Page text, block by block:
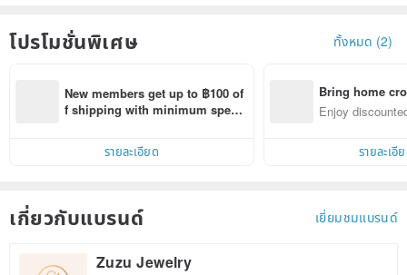
โปรโมชั่นพิเศษ ทั้งหมด (2)
New members get up to ฿100 of
f shipping with minimum spen
within 7 days!
รายละเอียด
Bring home
n with ease
Enjoy
รายละเอี
เกี่ยวกับแบรนด์ เยี่ยมชมแบรนด์
Zuzu Jewelry